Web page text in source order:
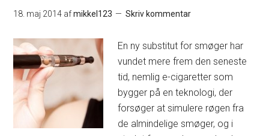
18. maj 2014 afmikkel123 Skriv kommentar
En ny substitut for smøger har
vundet mere frem den seneste
tid, nemlig e-cigaretter som
bygger på en teknologi, der
forsøger at simulere røgen fra
de almindelige smøger, og i